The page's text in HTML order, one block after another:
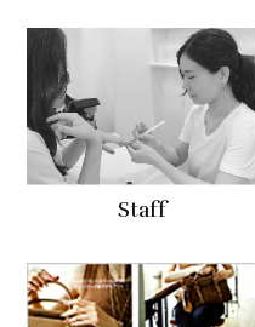
Staff